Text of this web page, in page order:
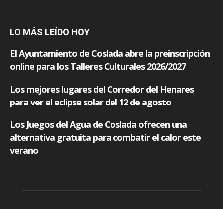
LO MÁS LEÍDO HOY